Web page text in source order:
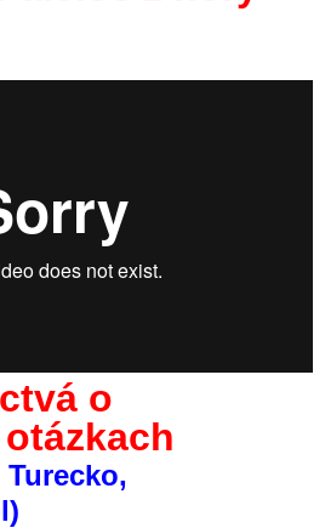
o